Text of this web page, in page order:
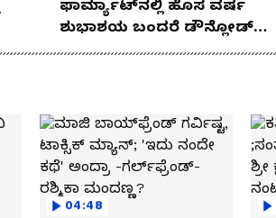
ಫಾರ್ಮ್ಯಾಟ್‌ನಲ್ಲಿ ಹೊಸ ವರ್ಷ
ಶುಭಾಶಯ ಬಂದರೆ ಡೌನ್ಲೋಡ್
ಮಾಡಬೇಡಿ!
04:48